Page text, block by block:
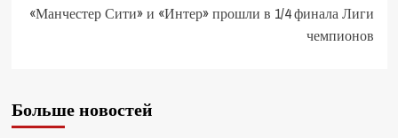
«Манчестер Сити» и «Интер» прошли в 1/4 финала Лиги
чемпионов
Больше новостей